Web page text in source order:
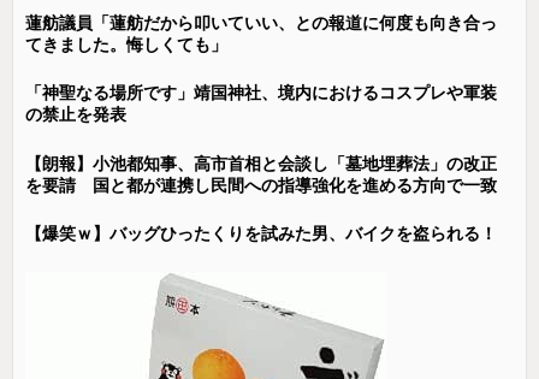
蓮舫議員「蓮舫だから叩いていい、との報道に何度も向き合っ
てきました。悔しくても」
「神聖なる場所です」靖国神社、境内におけるコスプレや軍装
の禁止を発表
【朗報】小池都知事、高市首相と会談し「墓地埋葬法」の改正
を要請 国と都が連携し民間への指導強化を進める方向で一致
【爆笑ｗ】バッグひったくりを試みた男、バイクを盗られる！